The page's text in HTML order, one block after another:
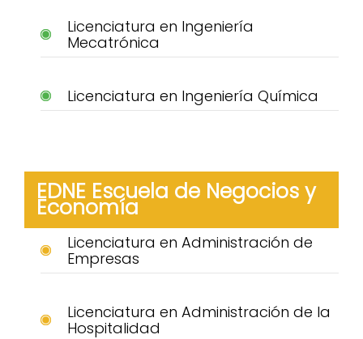
Licenciatura en Ingeniería
Mecatrónica
Licenciatura en Ingeniería Química
EDNE Escuela de Negocios y
Economía
Licenciatura en Administración de
Empresas
Licenciatura en Administración de la
Hospitalidad